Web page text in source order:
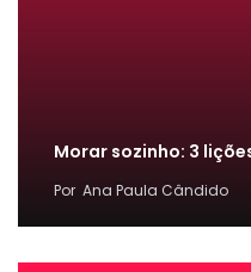
Morar sozinho: 3
Por Ana Paula Cândido